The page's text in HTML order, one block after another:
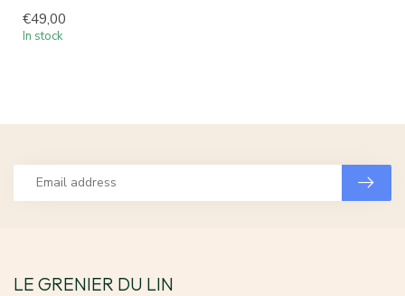
€49,00
In stock
LE GRENIER DU LIN